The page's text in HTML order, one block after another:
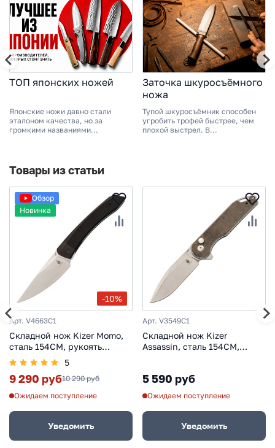
ТОП японских ножей
Японские ножи давно стали
эталоном качества, но за
громкими названиями...
Заточка шкуросъёмного
ножа
Тупой шкуросъёмник способен
угробить трофей быстрее, чем
плохой выстрел. В...
Товары из статьи
-10%
Обзор
Новинка
Арт. V4663C1
Складной нож Kizer Momo,
сталь 154CM, рукоять
алюминий
5
9 290 руб10 290 руб
Ожидаем поступление
Уведомить
Арт. V3549C1
Складной нож Kizer
Assassin, сталь 154CM,
5 590 руб
Ожидаем поступление
Уведомить